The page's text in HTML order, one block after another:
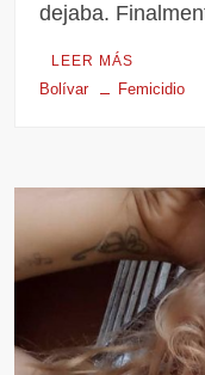
dejaba.
LEER MÁS
Bolívar Femicidio